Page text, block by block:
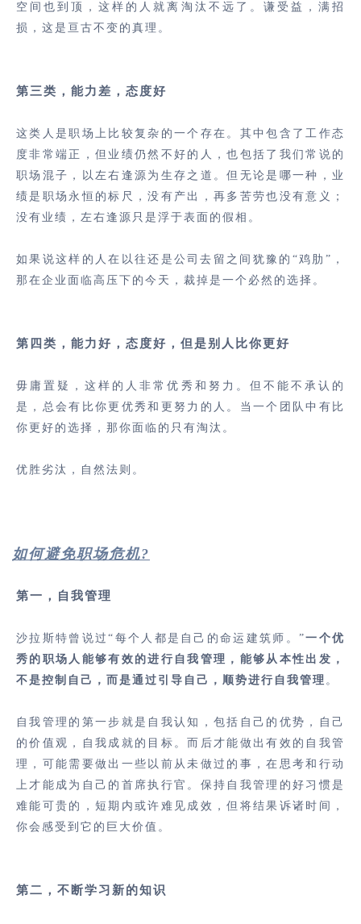
空间也到顶，这样的人就离淘汰不远了。谦受益，满招
损，这是亘古不变的真理。
第三类，能力差，态度好
这类人是职场上比较复杂的一个存在。其中包含了工作态
度非常端正，但业绩仍然不好的人，也包括了我们常说的
职场混子，以左右逢源为生存之道。但无论是哪一种，业
绩是职场永恒的标尺，没有产出，再多苦劳也没有意义；
没有业绩，左右逢源只是浮于表面的假相。
如果说这样的人在以往还是公司去留之间犹豫的“鸡肋”，
那在企业面临高压下的今天，裁掉是一个必然的选择。
第四类，能力好，态度好，但是别人比你更好
毋庸置疑，这样的人非常优秀和努力。但不能不承认的
是，总会有比你更优秀和更努力的人。当一个团队中有比
你更好的选择，那你面临的只有淘汰。
优胜劣汰，自然法则。
如何避免职场危机?
第一，自我管理
沙拉斯特曾说过“每个人都是自己的命运建筑师。”一个优
秀的职场人能够有效的进行自我管理，能够从本性出发，
不是控制自己，而是通过引导自己，顺势进行自我管理 。
自我管理的第一步就是自我认知，包括自己的优势，自己
的价值观，自我成就的目标。而后才能做出有效的自我管
理，可能需要做出一些以前从未做过的事，在思考和行动
上才能成为自己的首席执行官。保持自我管理的好习惯是
难能可贵的，短期内或许难见成效，但将结果诉诸时间，
你会感受到它的巨大价值。
第二，不断学习新的知识